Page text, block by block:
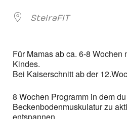
SteiraFIT
Für Mamas ab ca. 6-8 Wochen
Kindes.
Bei Kaiserschnitt ab der
8 Wochen Programm in dem
Beckenbodenmuskulatur zu